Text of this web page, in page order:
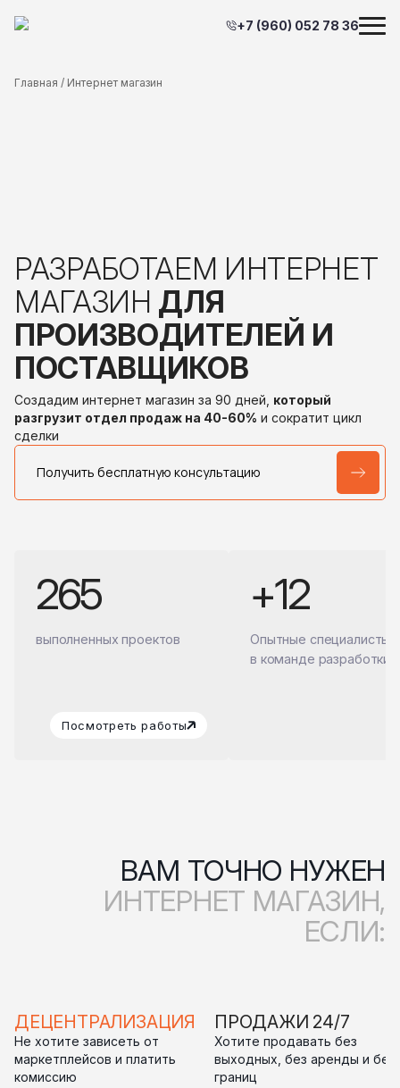
+7 (960) 052 78 36
Главная / Интернет магазин
РАЗРАБОТАЕМ ИНТЕРНЕТ
МАГАЗИН ДЛЯ
ПРОИЗВОДИТЕЛЕЙ И
ПОСТАВЩИКОВ
Создадим интернет магазин за 90 дней, который
разгрузит отдел продаж на 40-60% и сократит цикл
сделки
Получить бесплатную консультацию
265
выполненных проектов
Посмотреть работы
+12
Опытные специалисты
в команде разработки
ВАМ ТОЧНО НУЖЕН
ИНТЕРНЕТ МАГАЗИН,
ЕСЛИ:
ДЕЦЕНТРАЛИЗАЦИЯ
Не хотите зависеть от
маркетплейсов и платить
комиссию
ПРОДАЖИ 24/7
Хотите продавать без
выходных, без аренды и без
границ